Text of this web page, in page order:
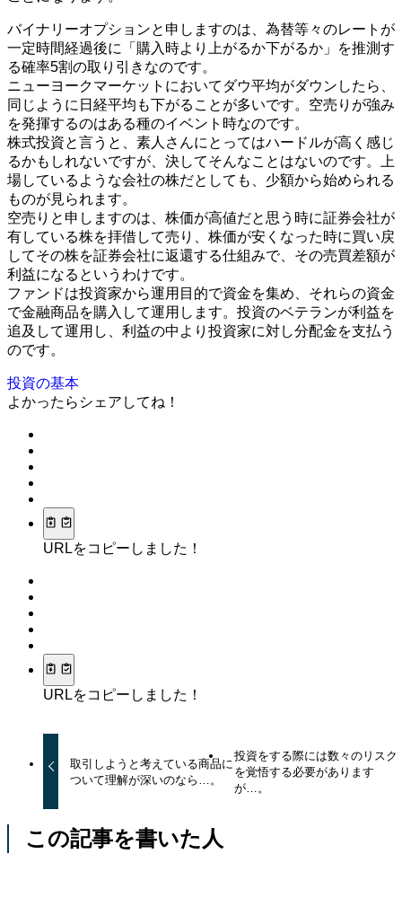
バイナリーオプションと申しますのは、為替等々のレートが
一定時間経過後に「購入時より上がるか下がるか」を推測す
る確率5割の取り引きなのです。
ニューヨークマーケットにおいてダウ平均がダウンしたら、
同じように日経平均も下がることが多いです。空売りが強み
を発揮するのはある種のイベント時なのです。
株式投資と言うと、素人さんにとってはハードルが高く感じ
るかもしれないですが、決してそんなことはないのです。上
場しているような会社の株だとしても、少額から始められる
ものが見られます。
空売りと申しますのは、株価が高値だと思う時に証券会社が
有している株を拝借して売り、株価が安くなった時に買い戻
してその株を証券会社に返還する仕組みで、その売買差額が
利益になるというわけです。
ファンドは投資家から運用目的で資金を集め、それらの資金
で金融商品を購入して運用します。投資のベテランが利益を
追及して運用し、利益の中より投資家に対し分配金を支払う
のです。
投資の基本
よかったらシェアしてね！
URLをコピーしました！
URLをコピーしました！
取引しようと考えている商品に
ついて理解が深いのなら…。
投資をする際には数々のリスク
を覚悟する必要があります
が…。
この記事を書いた人